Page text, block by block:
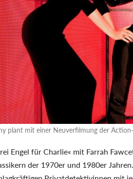
plant mit einer Neuverfilmung der
Engel für Charlie« mit Farrah
der 1970er und 1980er